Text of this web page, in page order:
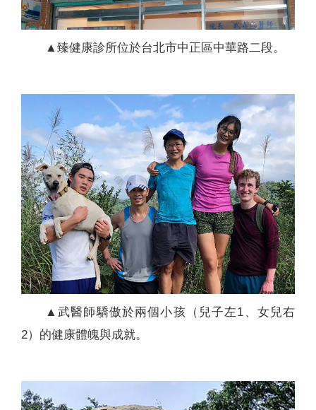
▲臻健康診所位於台北市中正區中華路二段。
▲武醫師驕傲於兩個小孩（兒子左1、女兒右
2）的健康體魄與成就。